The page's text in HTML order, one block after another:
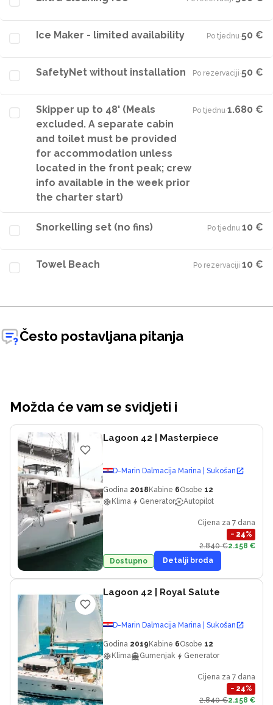
Ice Maker - limited availability Po tjednu·50 €
SafetyNet without installation Po rezervaciji·50 €
Skipper up to 48' (Meals
excluded. A separate cabin
and toilet must be provided
for accommodation unless
located in the front peak; crew
info available in the week prior
the charter start)
Po tjednu·1.680 €
Snorkelling set (no fins) Po tjednu·10 €
Towel Beach Po rezervaciji·10 €
Često postavljana pitanja
Možda će vam se svidjeti i
Lagoon 42 | Masterpiece
D-Marin Dalmacija Marina | Sukošan
Godina 2018 Kabine 6Osobe 12
Klima
Generator Autopilot
Cijena za 7 dana
− 24%
2.840 €2.158 €
Dostupno
Detalji broda
Lagoon 42 | Royal Salute
D-Marin Dalmacija Marina | Sukošan
Godina 2019 Kabine 6Osobe 12
Klima
Gumenjak Generator
Cijena za 7 dana
− 24%
2.840 €2.158 €